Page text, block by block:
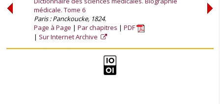
médicale. Tome 6
Paris : Panckoucke, 1824.
Page à Page
Par chapitres
PDF
Sur Internet Archive